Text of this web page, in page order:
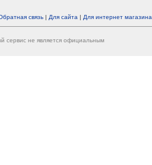
связь | Для сайта | Для интернет магазина
сервис не является официальным